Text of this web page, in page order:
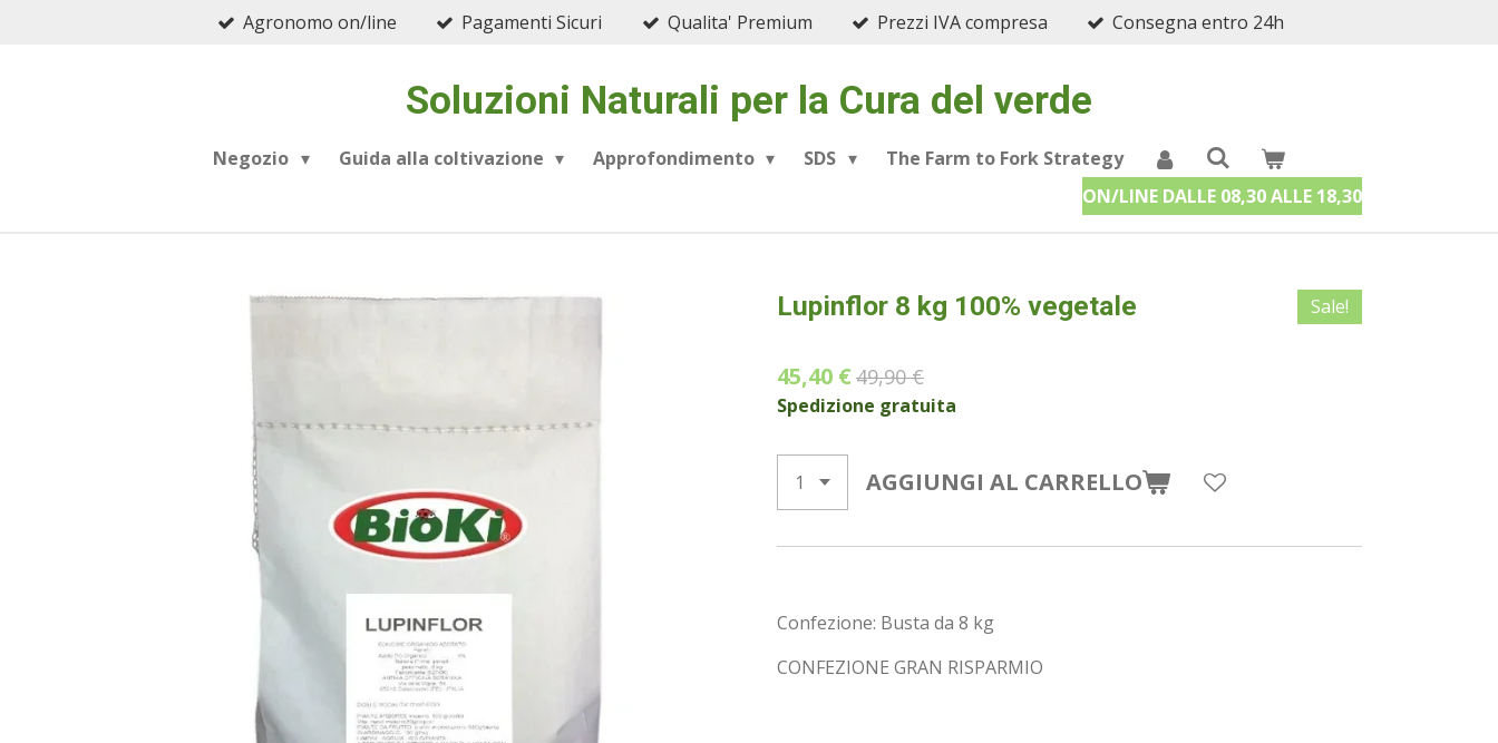
Agronomo on/line Pagamenti Sicuri Qualita' Premium Prezzi IVA compresa Consegna entro 24h
Soluzioni Naturali per la Cura del verde
Negozio Guida alla coltivazione Approfondimento SDS
The Farm to Fork Strategy
ON/LINE DALLE 08,30 ALLE 18,30
Lupinflor 8 kg 100% vegetale Sale!
45,40 €49,90 €
Spedizione gratuita
AGGIUNGI AL CARRELLO
Confezione: Busta da 8 kg
CONFEZIONE GRAN RISPARMIO